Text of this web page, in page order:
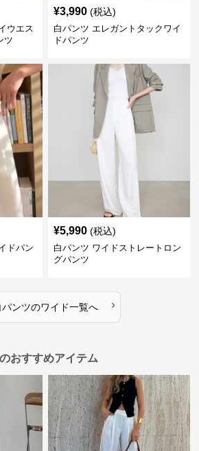
ウエス
ツ
¥3,990 (税込)
白パンツ エレガントタックワイ
ドパンツ
ドパン
¥5,990 (税込)
白パンツ ワイドストレートロン
グパンツ
パンツのワイド一覧へ ›
おすすめアイテム